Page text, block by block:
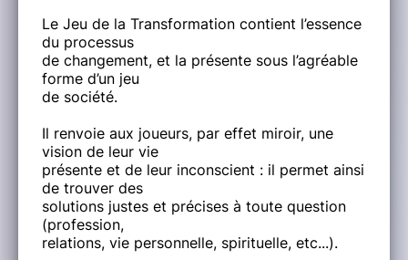
Le Jeu de la Transformation contient l’essence
du processus
de changement, et la présente sous l’agréable
forme d’un jeu
de société.
Il renvoie aux joueurs, par effet miroir, une
vision de leur vie
présente et de leur inconscient : il permet ainsi
de trouver des
solutions justes et précises à toute question
(profession,
relations, vie personnelle, spirituelle, etc...).